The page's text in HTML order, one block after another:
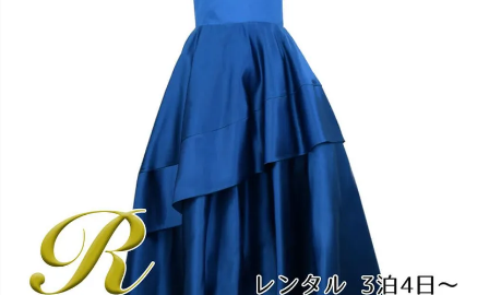
コスチューム アウター
インナー・パニエ アクセサリー
Graduation & Entrance
卒業式・入学式
きちんと感のあるフォーマル
Shichi-Go-San
七五三
3歳・5歳・7歳の晴れの日
汚れ・キズ・破損の補償
Buy & Supportご購入・サポート
07 販売・共通のご案内
品質・返品・お手入れ
茨城県土浦市大町14-16-1F
10:00–18:00（完全予約制）
店舗を予約する →